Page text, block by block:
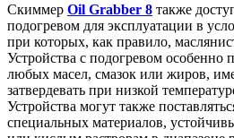
Скиммер Oil Grabber 8 также
подогревом для эксплуатации в
при которых, как правило,
Устройства с подогревом особенно
любых масел, смазок или жиров,
затвердевать при низкой
Устройства могут также
специальных материалов,